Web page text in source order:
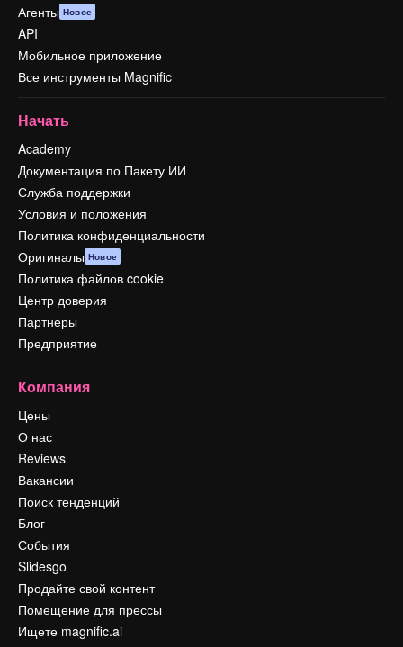
Агенты Новое
API
Мобильное приложение
Все инструменты Magnific
Начать
Academy
Документация по Пакету ИИ
Служба поддержки
Условия и положения
Политика конфиденциальности
Оригиналы Новое
Политика файлов cookie
Центр доверия
Партнеры
Предприятие
Компания
Цены
О нас
Reviews
Вакансии
Поиск тенденций
Блог
События
Slidesgo
Продайте свой контент
Помещение для прессы
Ищете magnific.ai